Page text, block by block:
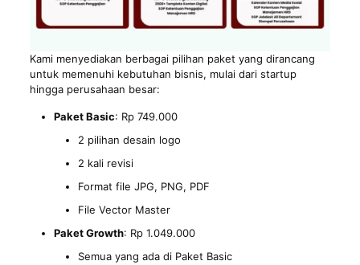
Kami menyediakan berbagai pilihan paket yang dirancang
untuk memenuhi kebutuhan bisnis, mulai dari startup
hingga perusahaan besar:
Paket Basic: Rp 749.000
2 pilihan desain logo
2 kali revisi
Format file JPG, PNG, PDF
File Vector Master
Paket Growth: Rp 1.049.000
Semua yang ada di Paket Basic